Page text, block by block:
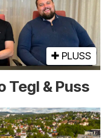
PLUSS
Tegl & Puss